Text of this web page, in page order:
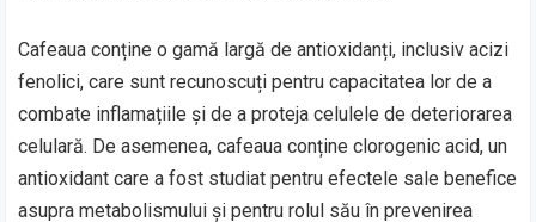
Cafeaua conține o gamă largă de antioxidanți, inclusiv acizi
fenolici, care sunt recunoscuți pentru capacitatea lor de a
combate inflamațiile și de a proteja celulele de deteriorarea
celulară. De asemenea, cafeaua conține clorogenic acid, un
antioxidant care a fost studiat pentru efectele sale benefice
asupra metabolismului și pentru rolul său în prevenirea